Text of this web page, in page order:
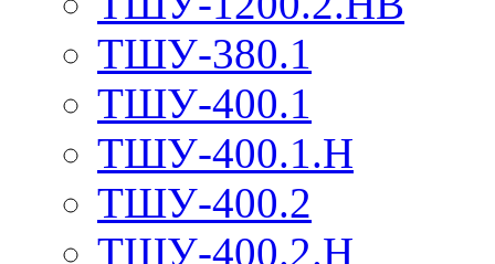
ТШУ-380.1
ТШУ-400.1
ТШУ-400.1.Н
ТШУ-400.2
ТШУ-400.2.Н